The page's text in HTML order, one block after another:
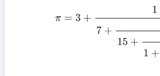
1